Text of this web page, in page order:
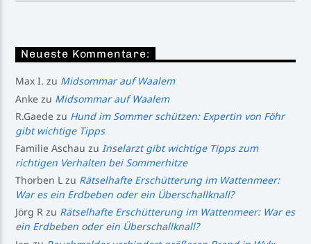
Neueste Kommentare:
Max I. zu Midsommar auf Waalem
Anke zu Midsommar auf Waalem
R.Gaede zu Hund im Sommer schützen: Expertin von Föhr
gibt wichtige Tipps
Familie Aschau zuInselarzt gibt wichtige Tipps zum
richtigen Verhalten bei Sommerhitze
Thorben L zu Rätselhafte Erschütterung im Wattenmeer:
War es ein Erdbeben oder ein Überschallknall?
Jörg R zu Rätselhafte Erschütterung im Wattenmeer: War es
ein Erdbeben oder ein Überschallknall?